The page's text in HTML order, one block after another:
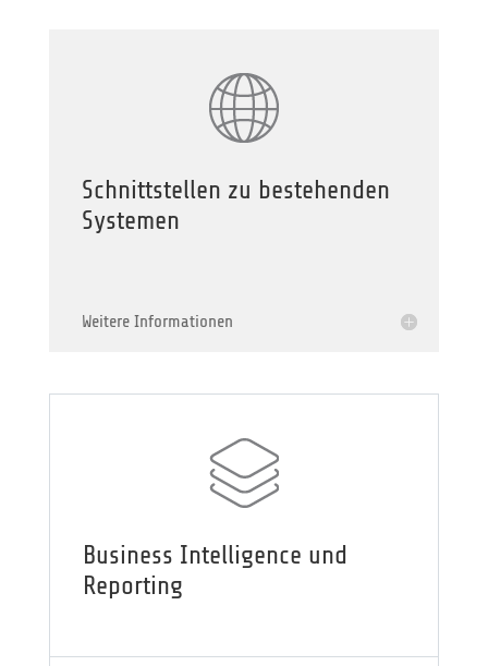
Schnittstellen zu bestehenden
Systemen
Weitere Informationen
Business Intelligence und
Reporting